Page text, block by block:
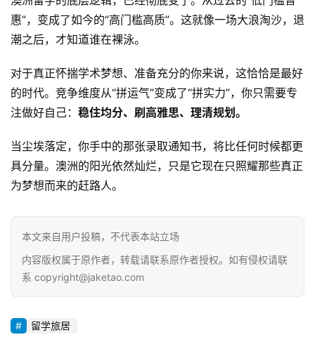
惠”，变成了如今的“高门槛高质”。这就像一场大浪淘沙，退
潮之后，才知道谁在裸泳。
对于真正怀揣学术梦想、准备充分的你来说，这恰恰是最好
的时代。竞争维度从“拼运气”变成了“拼实力”，你只需要专
注做好自己： 稳住均分、刷高雅思、理清规划。
当尘埃落定，你手中的那张录取通知书，将比任何时候都更
具分量。澳洲的阳光依然灿烂，只是它现在只照耀那些真正
为梦想而来的赶路人。
本文来自用户投稿，不代表本站立场
内容版权属于原作者，转载请联系原作者授权。如有侵权请联
系 copyright@jaketao.com
留学旅居